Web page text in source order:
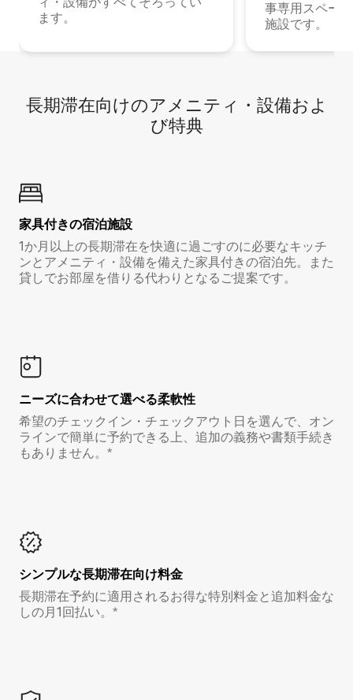
ます。
事専用スペー
施設です。
長期滞在向け⁠のア⁠メ⁠ニ⁠テ⁠ィ⁠・設⁠備⁠およ
び特⁠典
家具付き⁠の宿⁠泊⁠施⁠設
1か月以上の長期滞在を快適に過ごすのに必要なキッチ
ンとアメニティ・設備を備えた家具付きの宿泊先。また
貸しでお部屋を借りる代わりとなるご提案です。
ニーズに合わせて選べる柔軟性
希望のチェックイン・チェックアウト日を選んで、オン
ラインで簡単に予約できる上、追加の義務や書類手続き
もありません。*
シンプルな長期滞在向け料金
長期滞在予約に適用されるお得な特別料金と追加料金な
しの月1回払い。*